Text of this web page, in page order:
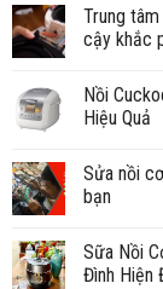
Trung
cậy khắc
Nồi
Hiệu Quả
Sửa nồi
bạn
Sữa Nồi
Đình Hiện